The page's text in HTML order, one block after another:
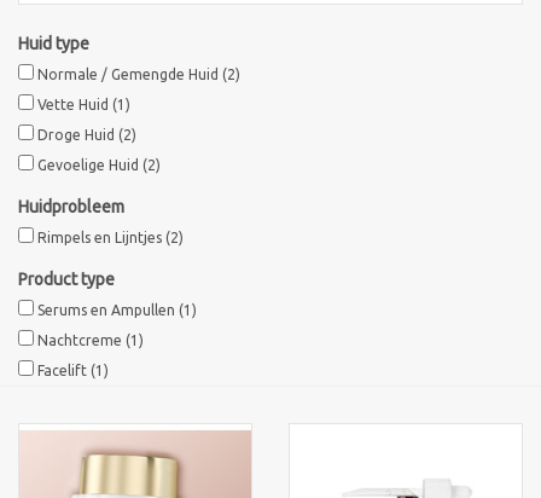
Acties
Nieuw !!
Bernard cassiere
Fusion Meso
Huid type
Normale / Gemengde Huid (2)
Vette Huid (1)
Droge Huid (2)
Gevoelige Huid (2)
Huidprobleem
Rimpels en Lijntjes (2)
Product type
Serums en Ampullen (1)
Nachtcreme (1)
Facelift (1)